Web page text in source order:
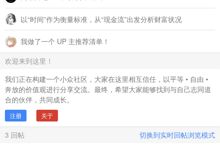
以“时间”作为衡量标准，从“现金流”出发分析财富状况
我做了一个 UP 主推荐清单！
欢迎来到这里！
我们正在构建一个小众社区，大家在这里相互信任，以平等 • 自由 •
奔放的价值观进行分享交流。最终，希望大家能够找到与自己志同道
合的伙伴，共同成长。
注册 关于
3 回帖 切换到实时回帖浏览模式